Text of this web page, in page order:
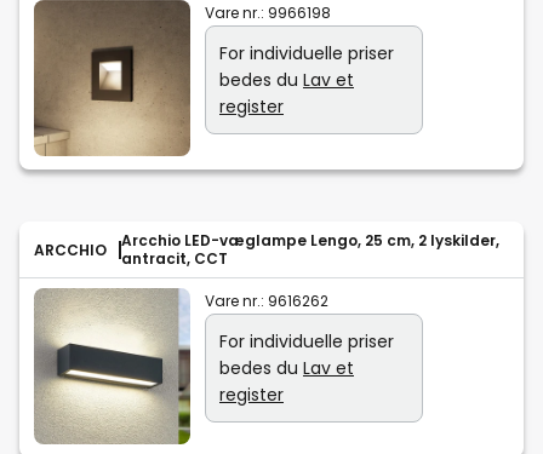
Vare nr.: 9966198
For individuelle priser
bedes du Lav et
register
ARCCHIO
Arcchio LED-væglampe Lengo, 25 cm, 2 lyskilder,
antracit, CCT
Vare nr.: 9616262
For individuelle priser
bedes du Lav et
register